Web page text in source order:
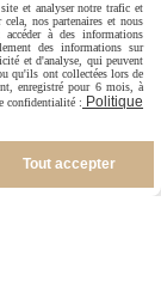
et analyser notre trafic et
nos partenaires et nous
à des informations
des informations sur
et d'analyse, qui peuvent
qu'ils ont collectées lors de
enregistré pour 6 mois, à
confidentialité : Politique
Tout accepter